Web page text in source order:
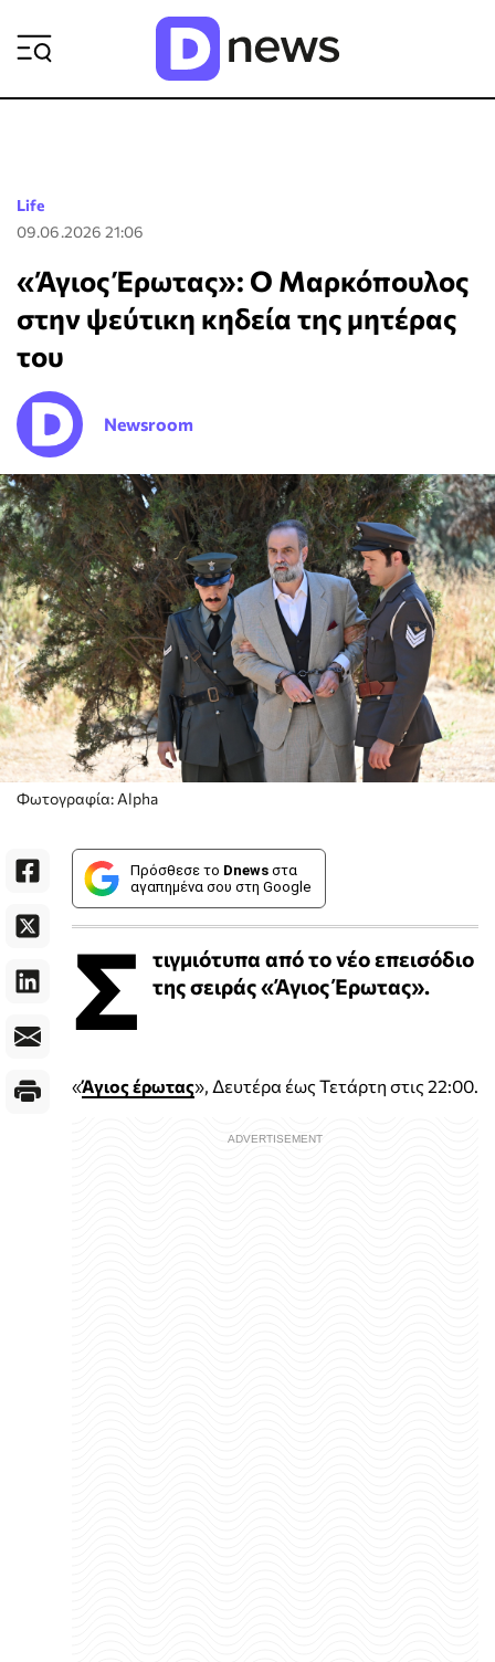
Life
09.06.2026 21:06
«Άγιος Έρωτας»: Ο Μαρκόπουλος
στην ψεύτικη κηδεία της μητέρας
του
Newsroom
Φωτογραφία: Alpha
Πρόσθεσε το Dnews στα
αγαπημένα σου στη Google
Σ τιγμιότυπα από το νέο επεισόδιο
της σειράς «Άγιος Έρωτας».
«Άγιος έρωτας», Δευτέρα έως Τετάρτη στις 22:00.